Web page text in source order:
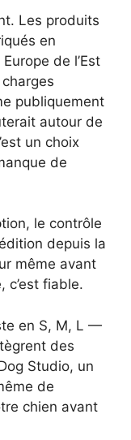
Les produits
en
de l’Est
publiquement
autour de
un choix
de
le contrôle
depuis la
même avant
c’est fiable.
en S, M, L —
des
Studio, un
de
chien avant